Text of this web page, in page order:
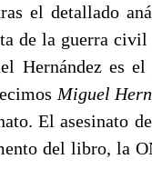
el detallado
de la guerra civil
Hernández es
Miguel
El asesinato
del libro, la